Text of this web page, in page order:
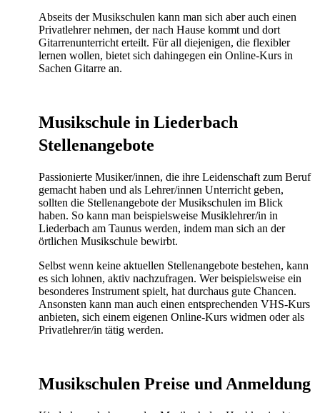
Abseits der Musikschulen kann man sich aber auch einen
Privatlehrer nehmen, der nach Hause kommt und dort
Gitarrenunterricht erteilt. Für all diejenigen, die flexibler
lernen wollen, bietet sich dahingegen ein Online-Kurs in
Sachen Gitarre an.
Musikschule in Liederbach
Stellenangebote
Passionierte Musiker/innen, die ihre Leidenschaft zum Beruf
gemacht haben und als Lehrer/innen Unterricht geben,
sollten die Stellenangebote der Musikschulen im Blick
haben. So kann man beispielsweise Musiklehrer/in in
Liederbach am Taunus werden, indem man sich an der
örtlichen Musikschule bewirbt.
Selbst wenn keine aktuellen Stellenangebote bestehen, kann
es sich lohnen, aktiv nachzufragen. Wer beispielsweise ein
besonderes Instrument spielt, hat durchaus gute Chancen.
Ansonsten kann man auch einen entsprechenden VHS-Kurs
anbieten, sich einem eigenen Online-Kurs widmen oder als
Privatlehrer/in tätig werden.
Musikschulen Preise und Anmeldung